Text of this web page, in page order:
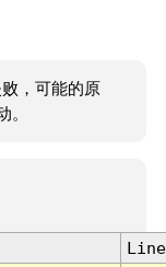
，可能的原
。
Line